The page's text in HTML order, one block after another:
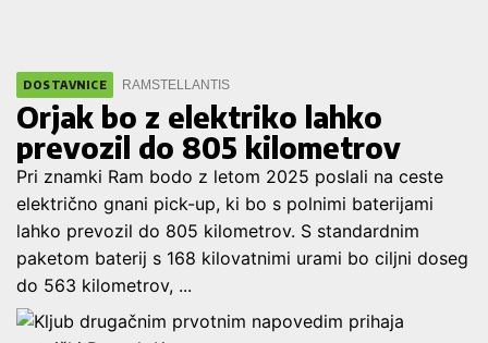
DOSTAVNICE RAM STELLANTIS
Orjak bo z elektriko lahko
prevozil do 805 kilometrov
Pri znamki Ram bodo z letom 2025 poslali na ceste
električno gnani pick-up, ki bo s polnimi baterijami
lahko prevozil do 805 kilometrov. S standardnim
paketom baterij s 168 kilovatnimi urami bo ciljni doseg
do 563 kilometrov, ...